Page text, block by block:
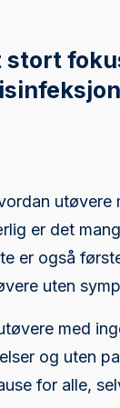
stort
utøvere
er det
er også
uten
med
og uten
for alle,